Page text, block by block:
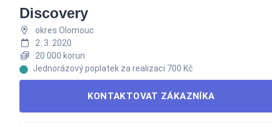
Discovery
okres Olomouc
2. 3. 2020
20 000 korun
Jednorázový poplatek za realizaci 700 Kč
KONTAKTOVAT ZÁKAZNÍKA